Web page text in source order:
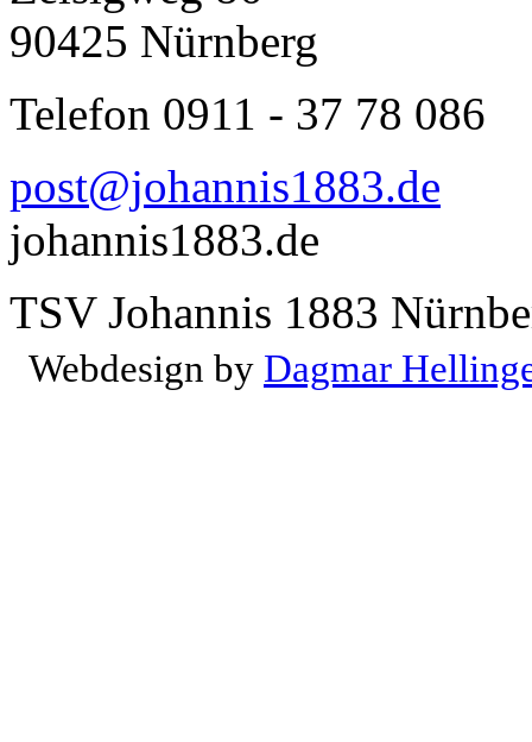
90425 Nürnberg
Telefon 0911 - 37 78 086
post@johannis1883.de
johannis1883.de
TSV Johannis 1883
Webdesign by Dagmar